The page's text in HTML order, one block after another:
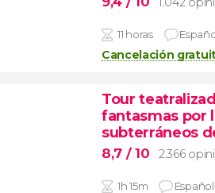
11 horas
Cancelación
Tour
fantasmas por
subterráneos
8,7 / 10 2.366
1h 15m Español